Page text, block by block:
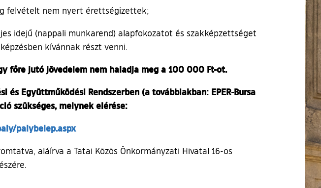
felvételt nem nyert érettségizettek;
idejű (nappali munkarend) alapfokozatot és szakképzettséget
kívánnak részt venni.
főre jutó jövedelem nem haladja meg a 100 000 Ft-ot.
Együttműködési Rendszerben (a továbbiakban: EPER-Bursa
szükséges, melynek elérése:
palybelep.aspx(külső hivatkozás)
aláírva a Tatai Közös Önkormányzati Hivatal 16-os